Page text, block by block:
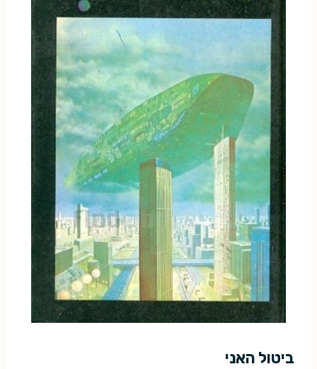
ביטול האני